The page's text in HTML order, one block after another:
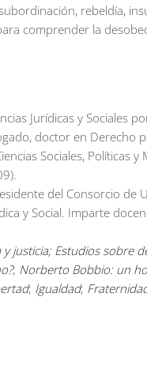
rebeldía,
comprender la
Jurídicas y Sociales
doctor en Derecho
Sociales, Políticas
del Consorcio de
y Social. Imparte
y justicia; Estudios sobre
; Norberto Bobbio: un
; Igualdad;